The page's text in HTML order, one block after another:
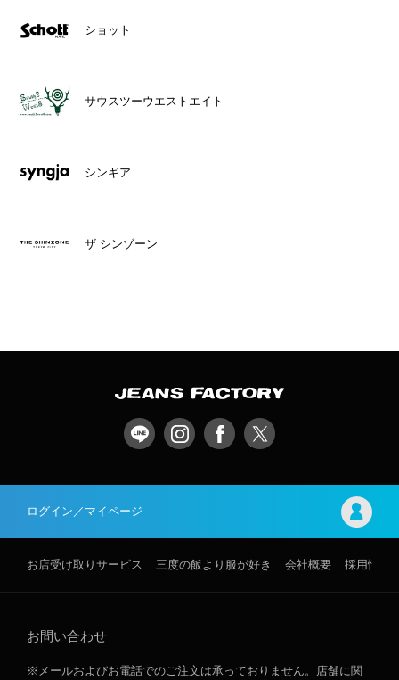
ショット
サウスツーウエストエイト
シンギア
ザ シンゾーン
ログイン／マイページ
お店受け取りサービス 三度の飯より服が好き 会社概要 採用情報
お問い合わせ
※メールおよびお電話でのご注文は承っておりません。店舗に関